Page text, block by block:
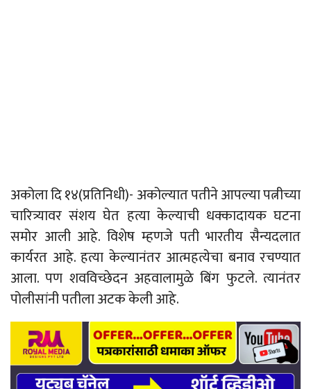
अकोला दि १४(प्रतिनिधी)- अकोल्यात पतीने आपल्या पत्नीच्या
चारित्र्यावर संशय घेत हत्या केल्याची धक्कादायक घटना
समोर आली आहे. विशेष म्हणजे पती भारतीय सैन्यदलात
कार्यरत आहे. हत्या केल्यानंतर आत्महत्येचा बनाव रचण्यात
आला. पण शवविच्छेदन अहवालामुळे बिंग फुटले. त्यानंतर
पोलीसांनी पतीला अटक केली आहे.